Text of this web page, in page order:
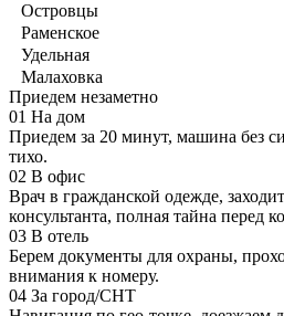
Островцы
Раменское
Удельная
Малаховка
Приедем незаметно
01 На дом
Приедем за 20 минут, машина без
тихо.
02 В офис
Врач в гражданской одежде,
консультанта, полная тайна перед
03 В отель
Берем документы для охраны,
внимания к номеру.
04 За город/СНТ